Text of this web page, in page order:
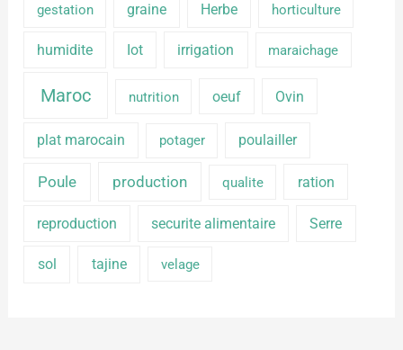
gestation graine Herbe horticulture
humidite Iot irrigation maraichage
Maroc nutrition oeuf Ovin
plat marocain potager poulailler
Poule production qualite ration
reproduction securite alimentaire Serre
sol tajine velage